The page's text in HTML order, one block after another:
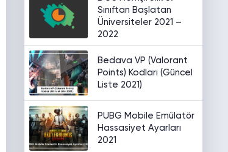
Sınıftan Başlatan
Üniversiteler 2021 –
2022
Bedava VP (Valorant
Points) Kodları (Güncel
Liste 2021)
PUBG Mobile Emülatör
Hassasiyet Ayarları
2021